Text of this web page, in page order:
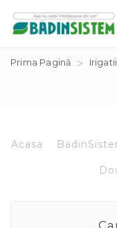
Prima Pagină
Acasa